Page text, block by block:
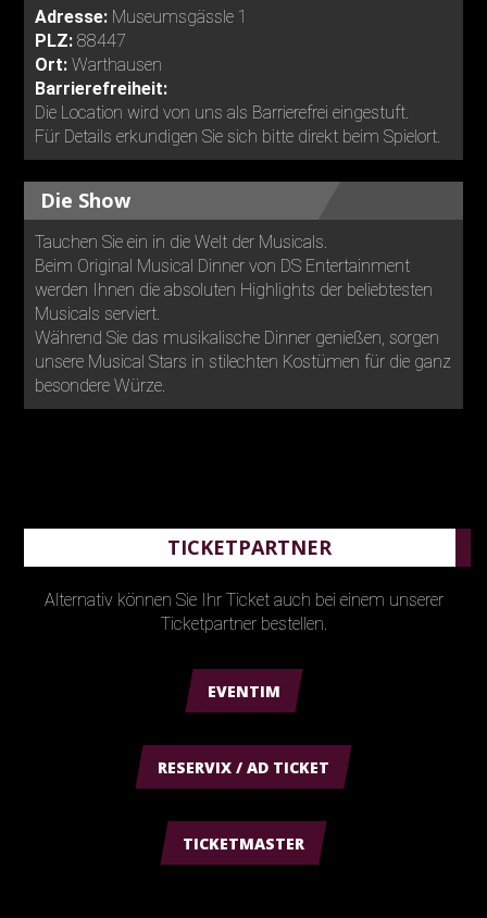
Adresse: Museumsgässle 1
PLZ:88447
Ort:Warthausen
Barrierefreiheit:
Die Location wird von uns als Barrierefrei eingestuft.
Für Details erkundigen Sie sich bitte direkt beim Spielort.
Die Show
Tauchen Sie ein in die Welt der Musicals.
Beim Original Musical Dinner von DS Entertainment
werden Ihnen die absoluten Highlights der beliebtesten
Musicals serviert.
Während Sie das musikalische Dinner genießen, sorgen
unsere Musical Stars in stilechten Kostümen für die ganz
besondere Würze.
TICKETPARTNER
Alternativ können Sie Ihr Ticket auch bei einem unserer
Ticketpartner bestellen.
EVENTIM
RESERVIX / AD TICKET
TICKETMASTER